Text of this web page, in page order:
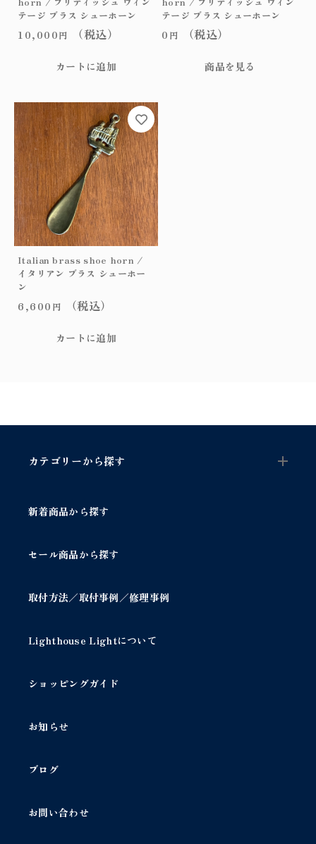
h
o
r
テ
ィ
ッ
シ
ュ
ヴ
ィ
ン
テ
ー
ジ
ブ
ラ
ス
テージ ブラス シューホーン
10,000円 （税込）
カートに追加
テージ ブラス シューホーン
0 円 （税込）
商品を見る
Italian brass shoe horn /
イタリアン ブラス シューホー
ン
6,600 円 （税込）
カートに追加
カテゴリーから探す
新着商品から探す
セール商品から探す
取付方法／取付事例／修理事例
Lighthouse Lightについて
ショッピングガイド
お知らせ
ブログ
お問い合わせ